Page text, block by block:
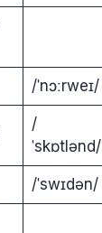
/ˈnɔːrweɪ/
/
ˈskɒtlənd/
/ˈswɪdən/